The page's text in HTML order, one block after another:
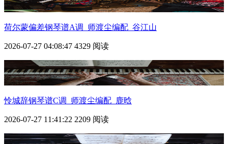
荷尔蒙偏差钢琴谱A调_师渡尘编配_谷江山
2026-07-27 04:08:47 4329 阅读
怜城辞钢琴谱C调_师渡尘编配_鹿晗
2026-07-27 11:41:22 2209 阅读